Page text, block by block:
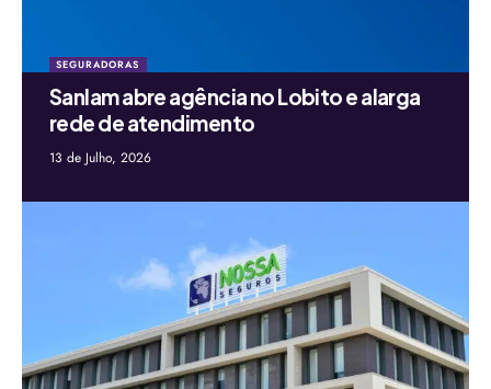
SEGURADORAS
Sanlam abre agência no Lobito e alarga
rede de atendimento
13 de Julho, 2026